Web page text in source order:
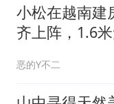
小松在越南建
齐上阵，1.6
恶的Y不二